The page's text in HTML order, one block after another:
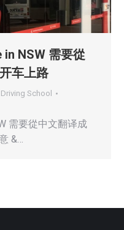
NSW 需要從
车上路
School
需要從中文翻译成
&…